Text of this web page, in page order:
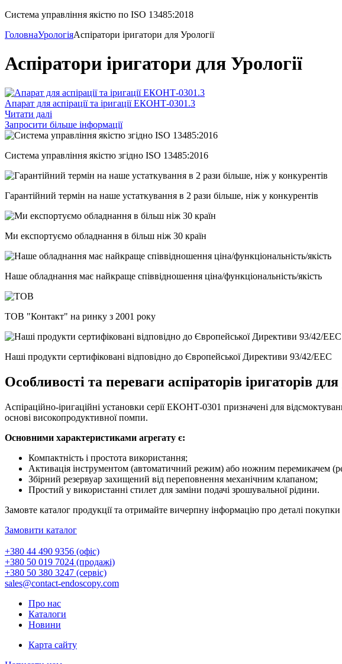
Система управління якістю по ISO 13485:2018
ГоловнаУрологіяАспіратори іригатори для Урології
Аспіратори іригатори для Урології
Апарат для аспірації та іригації ЕКОНТ-0301.3
Читати далі
Запросити більше інформації
Система управління якістю згідно ISO 13485:2016
Гарантійний термін на наше устаткування в 2 рази більше, ніж у конкурентів
Ми експортуємо обладнання в більш ніж 30 країн
Наше обладнання має найкраще співвідношення ціна/функціональність/якість
ТОВ "Контакт" на ринку з 2001 року
Наші продукти сертифіковані відповідно до Європейської Директиви 93/42/EEC
Особливості та переваги аспіраторів іригаторів для
Аспіраційно-іригаційні установки серії ЕКОНТ-0301 призначені для
основі високопродуктивної помпи.
Основними характеристиками агрегату є:
Компактність і простота використання;
Активація інструментом (автоматичний режим) або ножним перемикачем
Збірний резервуар захищений від переповнення механічним клапаном;
Простий у використанні стилет для заміни подачі зрошувальної рідини.
Замовте каталог продукції та отримайте вичерпну інформацію про деталі покупки
Замовити каталог
+380 44 490 9356 (офіс)
+380 50 019 7024 (продажі)
+380 50 380 3247 (сервіс)
sales@contact-endoscopy.com
Про нас
Каталоги
Новини
Карта сайту